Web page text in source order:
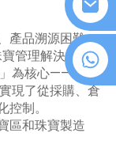
產品溯源困難、
管理解決方案
為核心——將
現了從採購、倉
制。
區和珠寶製造